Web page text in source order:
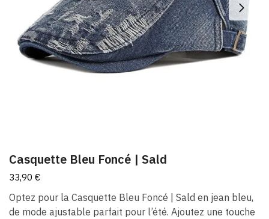
Casquette Bleu Foncé​ | ​Sald
33,90 €
Optez pour la Casquette Bleu Foncé​ | ​Sald en jean bleu,
de mode ajustable parfait pour l’été. Ajoutez une touche